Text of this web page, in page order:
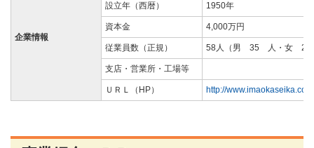
企業情報
設立年（西暦） 1950年
資本金 4,000万円
従業員数（正規） 58人（男 35 人・女
支店・営業所・工場等
ＵＲＬ（HP） http://